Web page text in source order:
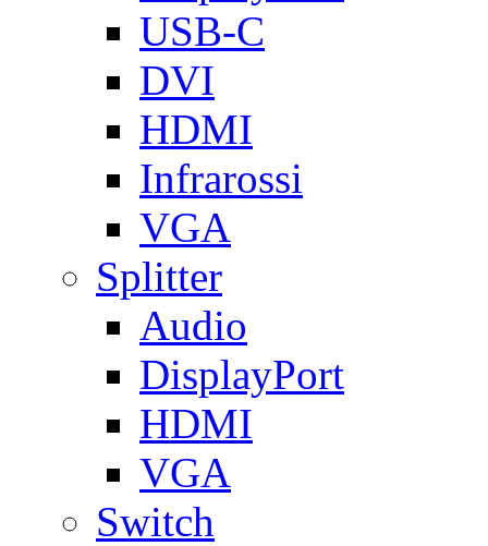
USB-C
DVI
HDMI
Infrarossi
VGA
Splitter
Audio
DisplayPort
HDMI
VGA
Switch